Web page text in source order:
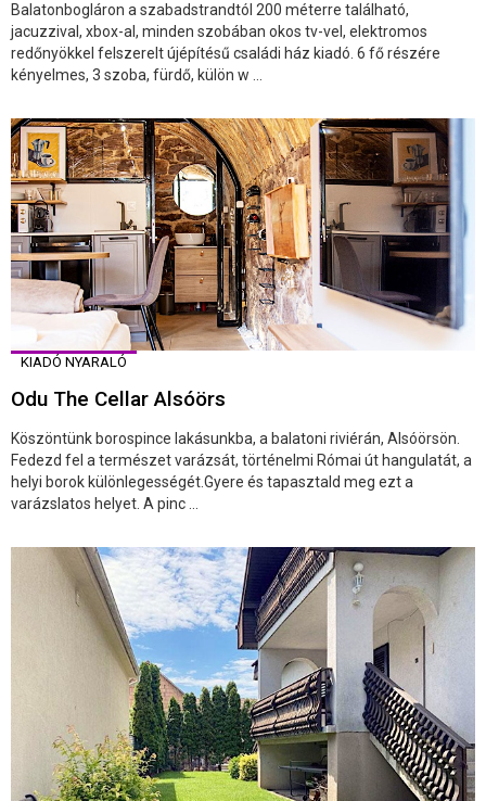
Balatonbogláron a szabadstrandtól 200 méterre található,
jacuzzival, xbox-al, minden szobában okos tv-vel, elektromos
redőnyökkel felszerelt újépítésű családi ház kiadó. 6 fő részére
kényelmes, 3 szoba, fürdő, külön w ...
KIADÓ NYARALÓ
Odu The Cellar Alsóörs
Köszöntünk borospince lakásunkba, a balatoni riviérán, Alsóörsön.
Fedezd fel a természet varázsát, történelmi Római út hangulatát, a
helyi borok különlegességét.Gyere és tapasztald meg ezt a
varázslatos helyet. A pinc ...